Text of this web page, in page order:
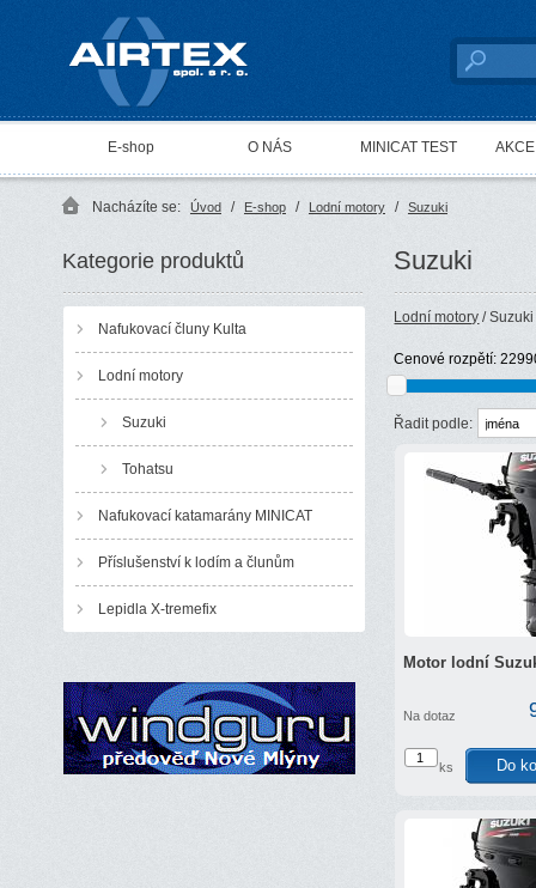
AIRTEX spol. s r. o.
E-shop O NÁS MINICAT TEST
Nacházíte se: Úvod / E-shop / Lodní motory / Suzuki
Kategorie produktů
Nafukovací čluny Kulta
Lodní motory
Suzuki
Tohatsu
Nafukovací katamarány MINICAT
Příslušenství k lodím a člunům
Lepidla X-tremefix
Suzuki
Lodní motory / Suzuki
Cenové rozpětí:
Řadit podle:
Motor lodní
Na dotaz
ks